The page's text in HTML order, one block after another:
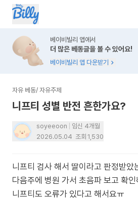
베이비빌리 앱에서
더 많은 베동글을 볼 수 있어요!
베이비빌리 앱 다운받기
자유 베동/ 자유주제
니프티 성별 반전 흔한가요?
soyeeoon
임신 4개월
2026.05.04 조회 1,530
니프티 검사 해서 딸이라고 판정받았
다음주에 병원 가서 초음파 보고 확
니프티도 오류가 있다고 해서요ㅠ